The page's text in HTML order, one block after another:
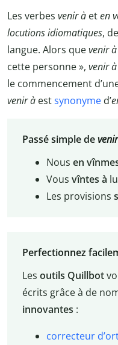
Les verbes venirà eten
locutions idiomatiques,
langue. Alors quevenir
cette personne», venir
le commencement
venir à estsynonyme d’
Passé simple de
Nous en
Vous vîntes à
Les provisions
Perfectionnez
Les outils Quillbot
écrits grâce à de
innovantes :
correcteur